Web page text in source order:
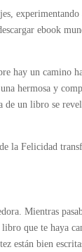
experimentando
ebook
hay un camino
hermosa y
de un libro se
la Felicidad
Mientras
que te haya
están bien